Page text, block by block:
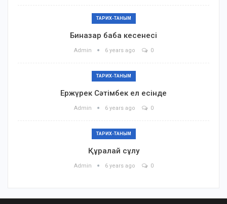
ТАРИХ-ТАНЫМ
Биназар баба кесенесі
Admin 6 years ago 0
ТАРИХ-ТАНЫМ
Ержүрек Сәтімбек ел есінде
Admin 6 years ago 0
ТАРИХ-ТАНЫМ
Құралай сұлу
Admin 6 years ago 0